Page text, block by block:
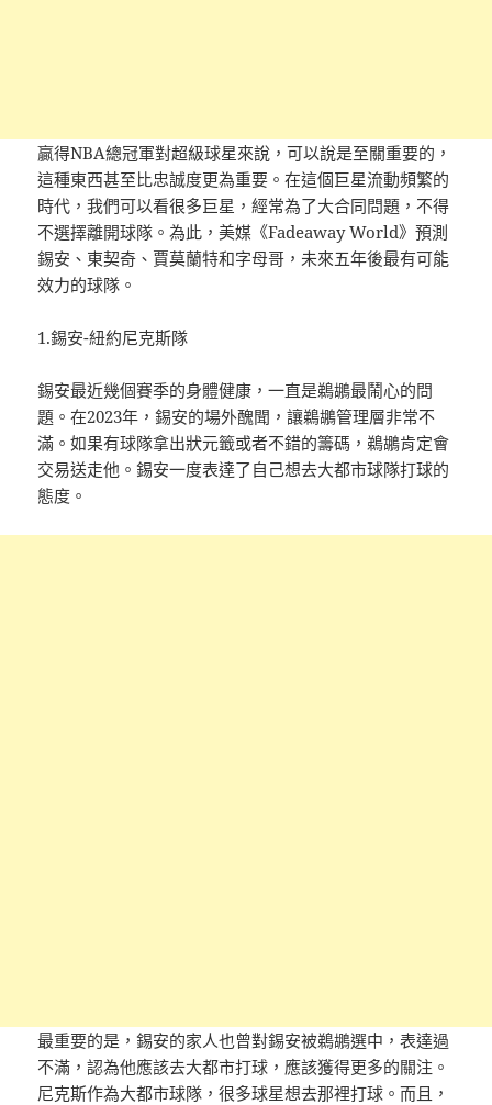
贏得NBA總冠軍對超級球星來說，可以說是至關重要的，
這種東西甚至比忠誠度更為重要。在這個巨星流動頻繁的
時代，我們可以看很多巨星，經常為了大合同問題，不得
不選擇離開球隊。為此，美媒《Fadeaway World》預測
錫安、東契奇、賈莫蘭特和字母哥，未來五年後最有可能
效力的球隊。
1.錫安-紐約尼克斯隊
錫安最近幾個賽季的身體健康，一直是鵜鶘最鬧心的問
題。在2023年，錫安的場外醜聞，讓鵜鶘管理層非常不
滿。如果有球隊拿出狀元籤或者不錯的籌碼，鵜鶘肯定會
交易送走他。錫安一度表達了自己想去大都市球隊打球的
態度。
最重要的是，錫安的家人也曾對錫安被鵜鶘選中，表達過
不滿，認為他應該去大都市打球，應該獲得更多的關注。
尼克斯作為大都市球隊，很多球星想去那裡打球。而且，